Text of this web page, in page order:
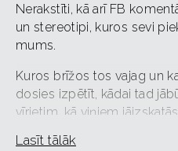
Nerakstīti, kā arī FB
un stereotipi, kuros sevi
mums.
Kuros brīžos tos vajag un
dosies izpētīt, kādai tad
vīrietim, kā viņiem
Lasīt tālāk